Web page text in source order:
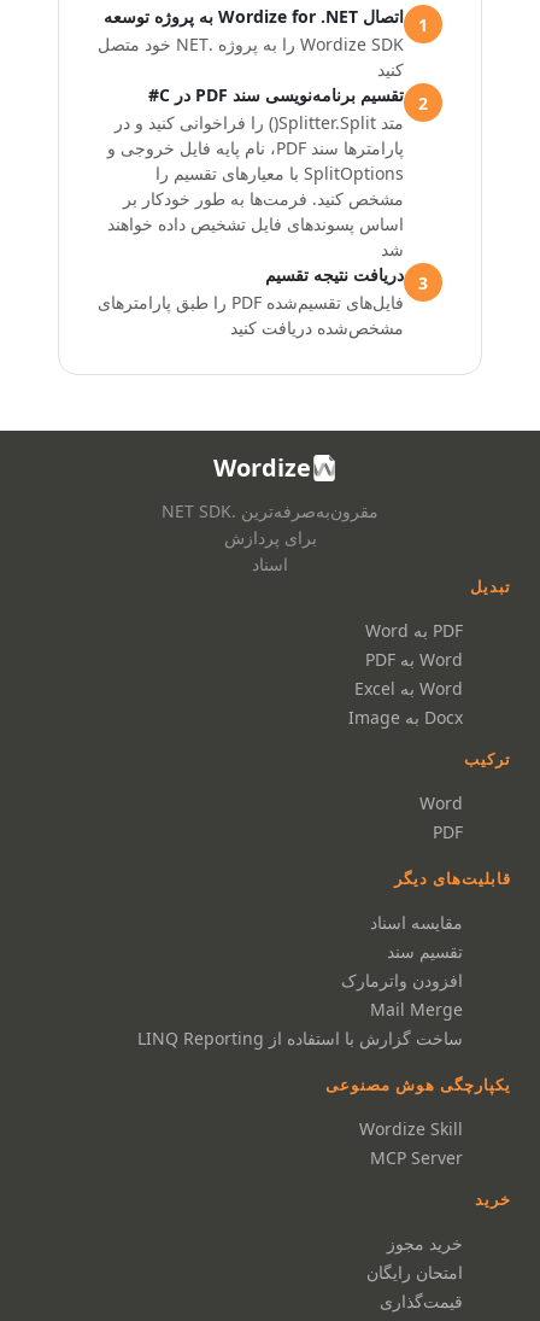
1
اتصال Wordize for .NET به پروژه توسعه
Wordize SDK را به پروژه .NET خود متصل
کنید
2
تقسیم برنامه‌نویسی سند PDF در C#
متد Splitter.Split()
را فراخوانی کنید و در
پارامترها سند PDF، نام پایه فایل خروجی و
SplitOptions با معیارهای تقسیم را
مشخص کنید. فرمت‌ها به طور خودکار بر
اساس پسوندهای فایل تشخیص داده خواهند
شد
3
دریافت نتیجه تقسیم
فایل‌های تقسیم‌شده PDF را طبق پارامترهای
مشخص‌شده دریافت کنید
Wordize
مقرون‌به‌صرفه‌ترین .NET SDK
برای پردازش
اسناد
تبدیل
PDF به Word
Word به PDF
Word به Excel
Docx به Image
ترکیب
Word
PDF
قابلیت‌های دیگر
مقایسه اسناد
تقسیم سند
افزودن واترمارک
Mail Merge
ساخت گزارش با استفاده از LINQ Reporting
یکپارچگی هوش مصنوعی
Wordize Skill
MCP Server
خرید
خرید مجوز
امتحان رایگان
قیمت‌گذاری